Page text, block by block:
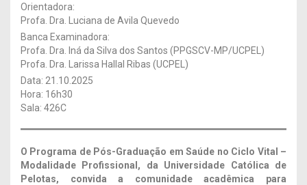
Orientadora:
Profa. Dra. Luciana de Avila Quevedo
Banca Examinadora:
Profa. Dra. Iná da Silva dos Santos (PPGSCV-MP/UCPEL)
Profa. Dra. Larissa Hallal Ribas (UCPEL)
Data: 21.10.2025
Hora: 16h30
Sala: 426C
O Programa de Pós-Graduação em Saúde no Ciclo Vital –
Modalidade Profissional, da Universidade Católica de
Pelotas, convida a comunidade acadêmica para